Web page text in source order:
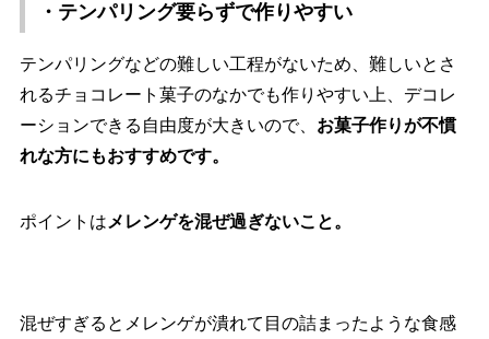
・テンパリング要らずで作りやすい
テンパリングなどの難しい工程がないため、難しいとさ
れるチョコレート菓子のなかでも作りやすい上、デコレ
ーションできる自由度が大きいので、 お菓子作りが不慣
れな方にもおすすめです。
ポイントはメレンゲを混ぜ過ぎないこと。
混ぜすぎるとメレンゲが潰れて目の詰まったような食感